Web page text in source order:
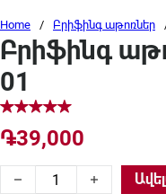
Home / Բրիֆինգ աթոռներ
Բրիֆինգ
01
֏39,000
Բրիֆինգ աթոռ Long